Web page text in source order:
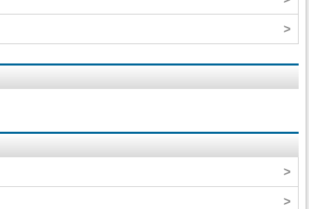
>
>
>